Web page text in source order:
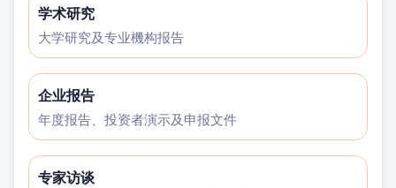
学术研究
大学研究及专业機构报告
企业报告
年度报告、投资者演示及申报文件
专家访谈